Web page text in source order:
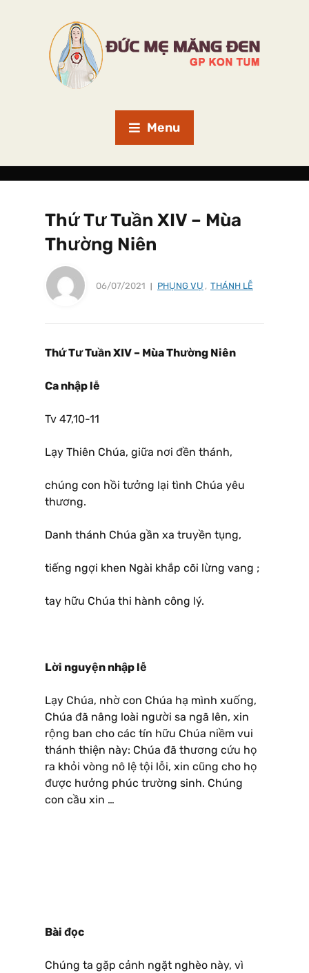
Menu
Thứ Tư Tuần XIV – Mùa
Thường Niên
06/07/2021 PHỤNG VỤ , THÁNH LỄ
Thứ Tư Tuần XIV – Mùa Thường Niên
Ca nhập lễ
Tv 47,10-11
Lạy Thiên Chúa, giữa nơi đền thánh,
chúng con hồi tưởng lại tình Chúa yêu
thương.
Danh thánh Chúa gần xa truyền tụng,
tiếng ngợi khen Ngài khắp cõi lừng vang ;
tay hữu Chúa thi hành công lý.
Lời nguyện nhập lễ
Lạy Chúa, nhờ con Chúa hạ mình xuống,
Chúa đã nâng loài người sa ngã lên, xin
rộng ban cho các tín hữu Chúa niềm vui
thánh thiện này: Chúa đã thương cứu họ
ra khỏi vòng nô lệ tội lỗi, xin cũng cho họ
được hưởng phúc trường sinh. Chúng
con cầu xin …
Bài đọc
Chúng ta gặp cảnh ngặt nghèo này, vì